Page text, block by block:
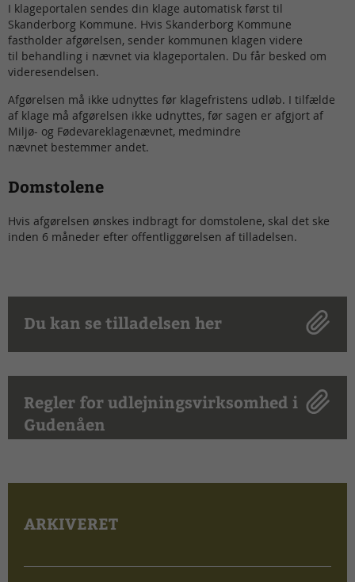
I klageportalen sendes din klage automatisk først til
Skanderborg Kommune. Hvis Skanderborg Kommune
fastholder afgørelsen, sender kommunen klagen videre
til behandling i nævnet via klageportalen. Du får besked om
videresendelsen.
Afgørelsen må ikke udnyttes før klagefristens udløb. I tilfælde
af klage må afgørelsen ikke udnyttes, før sagen er afgjort af
Miljø- og Fødevareklagenævnet, medmindre
nævnet bestemmer andet.
Domstolene
Hvis afgørelsen ønskes indbragt for domstolene, skal det ske
inden 6 måneder efter offentliggørelsen af tilladelsen.
Du kan se tilladelsen her
Regler for udlejningsvirksomhed i
Gudenåen
ARKIVERET